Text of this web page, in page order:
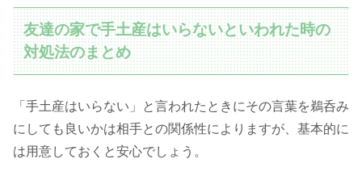
友達の家で手土産はいらないといわれた時の
対処法のまとめ
「手土産はいらない」と言われたときにその言葉を鵜呑み
にしても良いかは相手との関係性によりますが、基本的に
は用意しておくと安心でしょう。